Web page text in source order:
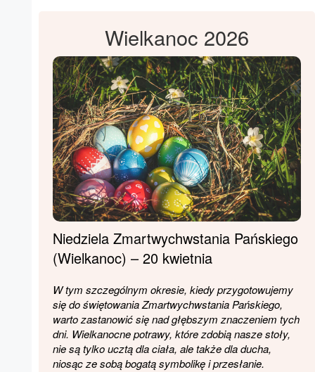
Wielkanoc 2026
Niedziela Zmartwychwstania Pańskiego
(Wielkanoc) – 20 kwietnia
W tym szczególnym okresie, kiedy przygotowujemy
się do świętowania Zmartwychwstania Pańskiego,
warto zastanowić się nad głębszym znaczeniem tych
dni. Wielkanocne potrawy, które zdobią nasze stoły,
nie są tylko ucztą dla ciała, ale także dla ducha,
niosąc ze sobą bogatą symbolikę i przesłanie.